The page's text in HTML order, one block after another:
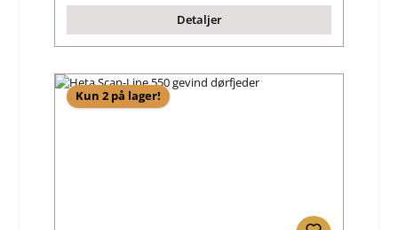
Detaljer
Kun 2 på lager!